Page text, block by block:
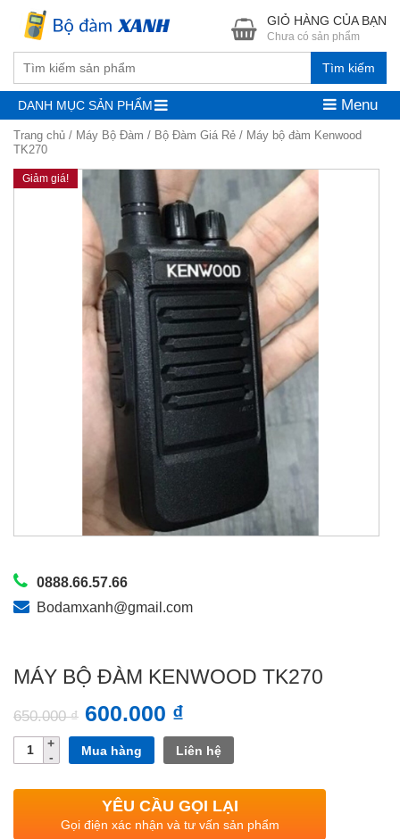
Tìm kiếm
GIỎ HÀNG CỦA BẠN
Chưa có sản phẩm
DANH MỤC SẢN PHẨM Menu
Trang chủ / Máy Bộ Đàm / Bộ Đàm Giá Rẻ / Máy bộ đàm Kenwood
TK270
Giảm giá!
0888.66.57.66
Bodamxanh@gmail.com
MÁY BỘ ĐÀM KENWOOD TK270
650.000₫ 600.000 ₫
Số
lượng
Mua hàng Liên hệ
YÊU CẦU GỌI LẠI
Gọi điện xác nhận và tư vấn sản phẩm